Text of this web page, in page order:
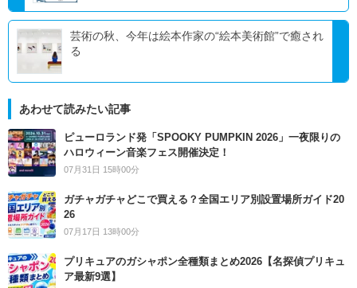
芸術の秋、今年は絵本作家の“絵本美術館”で癒され
る
あわせて読みたい記事
ピューロランド発「SPOOKY PUMPKIN 2026」一夜限りの
ハロウィーン音楽フェス開催決定！
07月31日 15時00分
ガチャガチャどこで買える？全国エリア別設置場所ガイド20
26
07月17日 13時00分
プリキュアのガシャポン全種類まとめ2026【名探偵プリキュ
ア最新9選】